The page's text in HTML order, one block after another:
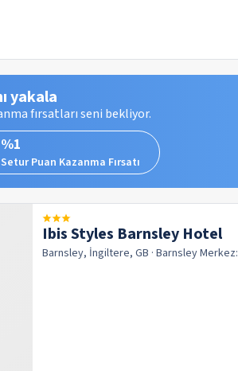
yakala
fırsatları seni bekliyor.
%1
Setur Puan Kazanma Fırsatı
Ibis Styles Barnsley Hotel
Barnsley, İngiltere, GB · BarnsleyMerkez: